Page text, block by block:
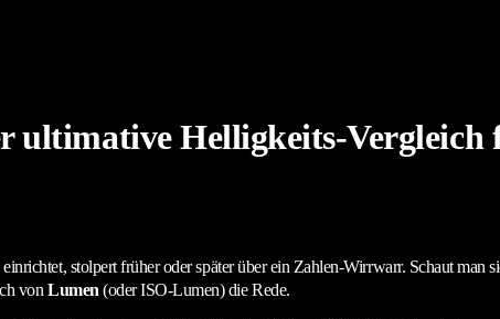
ultimative Helligkeits-
stolpert früher oder später über ein Zahlen-Wirrwarr. Schaut man
von Lumen (oder ISO-Lumen) die Rede.